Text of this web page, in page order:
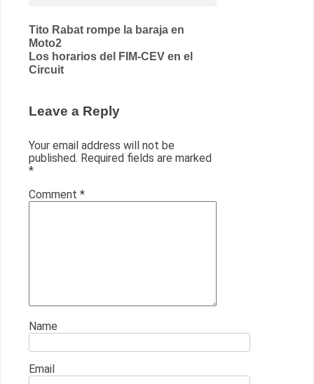
Post
navigation
Tito Rabat rompe la baraja en
Moto2
Los horarios del FIM-CEV en el
Circuit
Leave a Reply
Your email address will not be
published. Required fields are marked
*
Comment *
Name
Email